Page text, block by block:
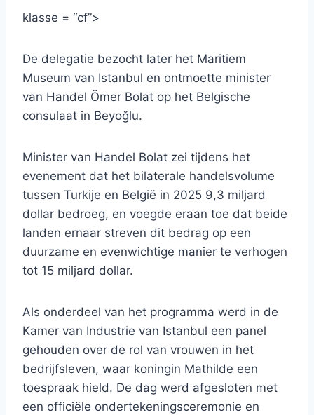
klasse = “cf”>
De delegatie bezocht later het Maritiem
Museum van Istanbul en ontmoette minister
van Handel Ömer Bolat op het Belgische
consulaat in Beyoğlu.
Minister van Handel Bolat zei tijdens het
evenement dat het bilaterale handelsvolume
tussen Turkije en België in 2025 9,3 miljard
dollar bedroeg, en voegde eraan toe dat beide
landen ernaar streven dit bedrag op een
duurzame en evenwichtige manier te verhogen
tot 15 miljard dollar.
Als onderdeel van het programma werd in de
Kamer van Industrie van Istanbul een panel
gehouden over de rol van vrouwen in het
bedrijfsleven, waar koningin Mathilde een
toespraak hield. De dag werd afgesloten met
een officiële ondertekeningsceremonie en